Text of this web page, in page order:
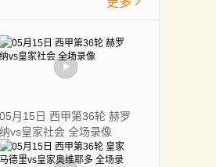
05月15日 西甲第36轮 赫罗
纳vs皇家社会 全场录像